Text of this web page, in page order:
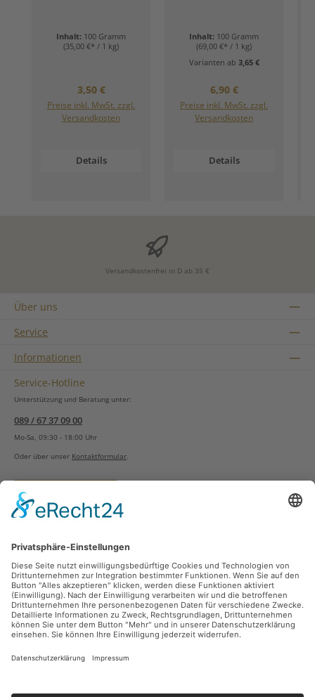
Inhalt: 100 Gramm
(35,00 €* / 1 kg)
Regulärer Preis:
3,50 €
Preise inkl. MwSt. zzgl.
Versandkosten
Details
Inhalt: 100 Gramm
(69,00 €* / 1 kg)
Varianten ab 3,65 €
Regulärer Preis:
6,90 €
Preise inkl. MwSt. zzgl.
Versandkosten
Details
Versandkostenfrei in D ab 35 €
Über uns
Service
Informationen
Service-Hotline
Unterstützung und Beratung unter:
089 / 67 37 09 00
Mo-Sa, 09:30 - 18:00 Uhr
Oder über unser Kontaktformular.
Vertrag widerrufen
Zahlungsarten
Sicher Einkaufen
Ladengeschäft
Newsletter